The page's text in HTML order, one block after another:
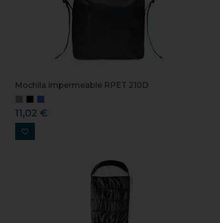
Mochila impermeable RPET 210D
11,02 €